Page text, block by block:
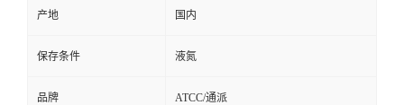
产地 国内
保存条件 液氮
品牌 ATCC/通派